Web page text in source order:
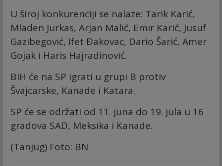
U široj konkurenciji se nalaze: Tarik Karić,
Mladen Jurkas, Arjan Malić, Emir Karić, Jusuf
Gazibegović, Ifet Đakovac, Dario Šarić, Amer
Gojak i Haris Hajradinović.
BiH će na SP igrati u grupi B protiv
Švajcarske, Kanade i Katara.
SP će se održati od 11. juna do 19. jula u 16
gradova SAD, Meksika i Kanade.
(Tanjug) Foto: BN